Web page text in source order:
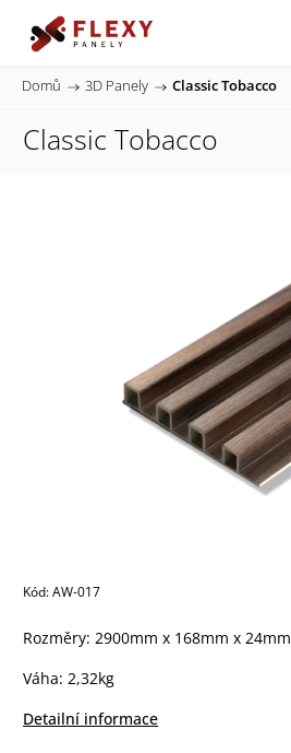
Domů / 3D Panely / Classic Tobacco
Classic Tobacco
Kód:AW-017
Rozměry: 2900mm x 168mm x 24mm
Váha: 2,32kg
Detailní informace